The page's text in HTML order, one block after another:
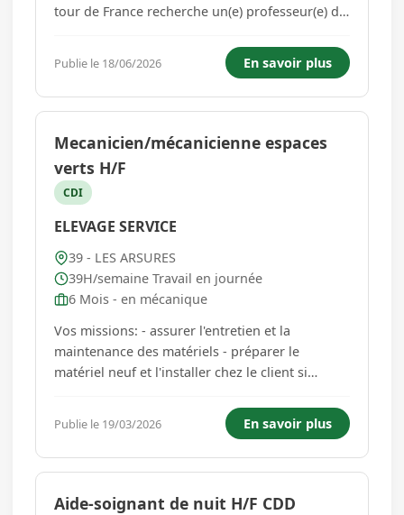
tour de France recherche un(e) professeur(e) de
est à pourvoir à partir du 01/09/2026 à raison
de 18h /semaine. Niveaux: 3 (CAP), 4 (BP/BMA)
et 5 (BTS) Pub...
Publie le 18/06/2026 En savoir plus
Mecanicien/mécanicienne espaces
verts H/F
CDI
ELEVAGE SERVICE
39 - LES ARSURES
39H/semaine Travail en journée
6 Mois - en mécanique
Vos missions: - assurer l'entretien et la
maintenance des matériels - préparer le
matériel neuf et l'installer chez le client si
matériel destiné à l'entretien des espaces verts
pour les particulie...
Publie le 19/03/2026 En savoir plus
Aide-soignant de nuit H/F CDD